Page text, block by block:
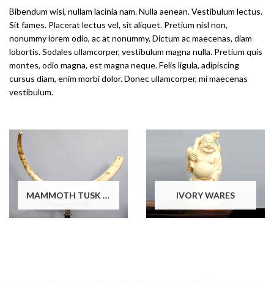
Bibendum wisi, nullam lacinia nam. Nulla aenean. Vestibulum lectus.
Sit fames. Placerat lectus vel, sit aliquet. Pretium nisl non,
nonummy lorem odio, ac at nonummy. Dictum ac maecenas, diam
lobortis. Sodales ullamcorper, vestibulum magna nulla. Pretium quis
montes, odio magna, est magna neque. Felis ligula, adipiscing
cursus diam, enim morbi dolor. Donec ullamcorper, mi maecenas
vestibulum.
MAMMOTH TUSK WARES IVORY WARES